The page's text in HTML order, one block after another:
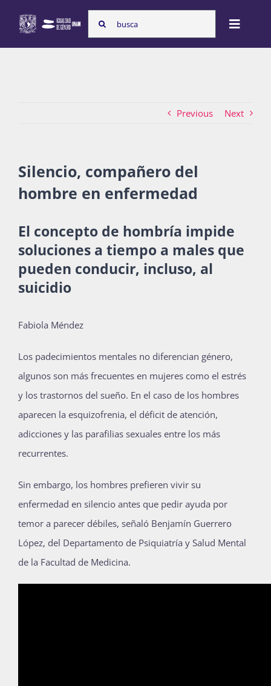
content
Search
for:
Toggle
Programas
Cursos
La Boletina
Blog
Súmate
Publicaciones
Previous Next
Silencio, compañero del
hombre en enfermedad
El concepto de hombría impide
soluciones a tiempo a males que
pueden conducir, incluso, al
suicidio
Fabiola Méndez
Los padecimientos mentales no diferencian género,
algunos son más frecuentes en mujeres como el estrés
y los trastornos del sueño. En el caso de los hombres
aparecen la esquizofrenia, el déficit de atención,
adicciones y las parafilias sexuales entre los más
recurrentes.
Sin embargo, los hombres prefieren vivir su
enfermedad en silencio antes que pedir ayuda por
temor a parecer débiles, señaló Benjamín Guerrero
López, del Departamento de Psiquiatría y Salud Mental
de la Facultad de Medicina.